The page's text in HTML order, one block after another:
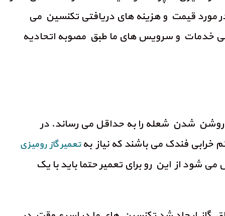
مورد قیمت و هزینه های دریافتی تکنسین می
خدمات و سرویس های ما طبق مصوبه اتحادیه
روشن شدن شعله را به حداقل می رساند. در
فندک می باشند که نیاز بهتعمیر گاز رومیزی
شود از این رو برای تعمیر حتما باید با یک